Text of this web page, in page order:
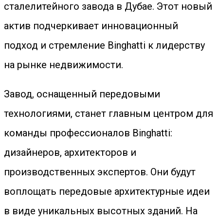
сталелитейного завода в Дубае. Этот новый
актив подчеркивает инновационный
подход и стремление Binghatti к лидерству
на рынке недвижимости.
Завод, оснащенный передовыми
технологиями, станет главным центром для
команды профессионалов Binghatti:
дизайнеров, архитекторов и
производственных экспертов. Они будут
воплощать передовые архитектурные идеи
в виде уникальных высотных зданий. На